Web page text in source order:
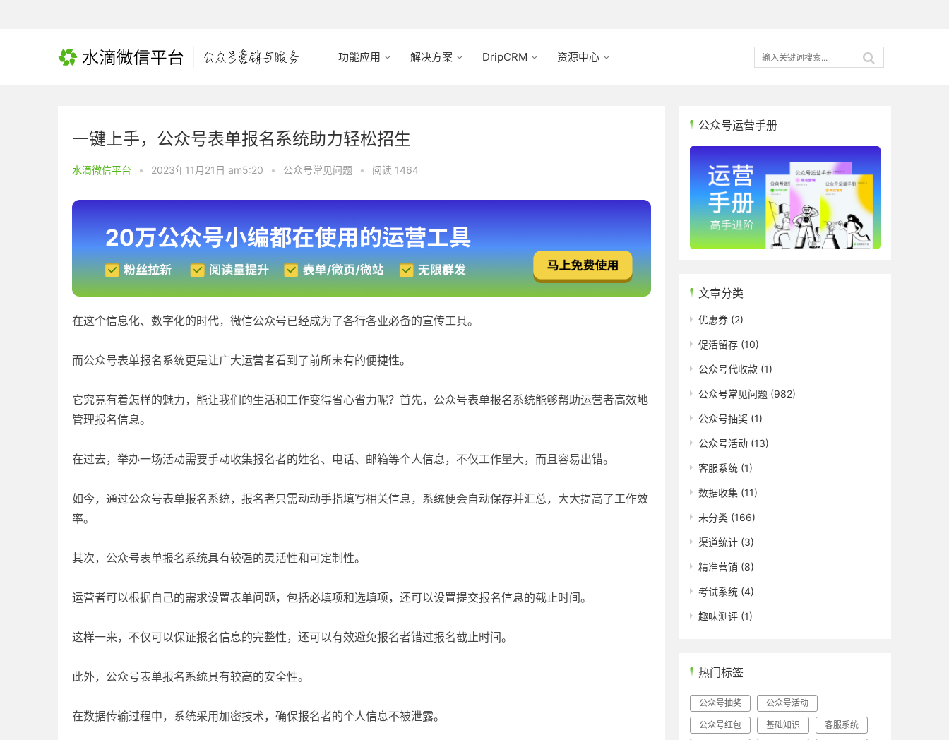
功能应用 解决方案 DripCRM 资源中心
一键上手，公众号表单报名系统助力轻松招生
水滴微信平台 • 2023年11月21日 am5:20 • 公众号常见问题 • 阅读 1464
在这个信息化、数字化的时代，微信公众号已经成为了各行各业必备的宣传工具。
而公众号表单报名系统更是让广大运营者看到了前所未有的便捷性。
它究竟有着怎样的魅力，能让我们的生活和工作变得省心省力呢？首先，公众号表单报名系统能够帮助运营者高效地
管理报名信息。
在过去，举办一场活动需要手动收集报名者的姓名、电话、邮箱等个人信息，不仅工作量大，而且容易出错。
如今，通过公众号表单报名系统，报名者只需动动手指填写相关信息，系统便会自动保存并汇总，大大提高了工作效
率。
其次，公众号表单报名系统具有较强的灵活性和可定制性。
运营者可以根据自己的需求设置表单问题，包括必填项和选填项，还可以设置提交报名信息的截止时间。
这样一来，不仅可以保证报名信息的完整性，还可以有效避免报名者错过报名截止时间。
此外，公众号表单报名系统具有较高的安全性。
在数据传输过程中，系统采用加密技术，确保报名者的个人信息不被泄露。
公众号运营手册
文章分类
优惠券 (2)
促活留存 (10)
公众号代收款 (1)
公众号常见问题 (982)
公众号抽奖 (1)
公众号活动 (13)
客服系统 (1)
数据收集 (11)
未分类 (166)
渠道统计 (3)
精准营销 (8)
考试系统 (4)
趣味测评 (1)
热门标签
公众号抽奖 公众号活动
公众号红包 基础知识 客服系统